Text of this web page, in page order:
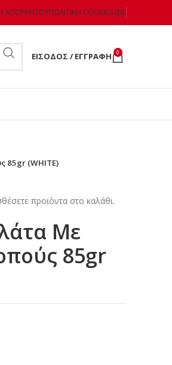
ΑΠΟΡΡΉΤΟΥΠΟΛΙΤΙΚΉ COOKIES (ΕΕ)
ΕΊΣΟΔΟΣ / ΕΓΓΡΑΦΉ 0
85gr (WHITE)
προϊόντα στο καλάθι.
Με
85gr